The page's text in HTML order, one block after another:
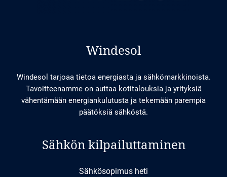
Windesol
Windesol tarjoaa tietoa energiasta ja sähkömarkkinoista.
Tavoitteenamme on auttaa kotitalouksia ja yrityksiä
vähentämään energiankulutusta ja tekemään parempia
päätöksiä sähköstä.
Sähkön kilpailuttaminen
Sähkösopimus heti